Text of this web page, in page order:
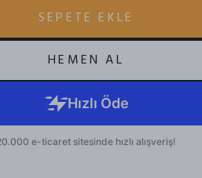
SEPETE EKLE
HEMEN AL